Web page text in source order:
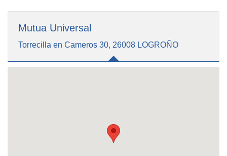
Mutua Universal
Torrecilla en Cameros 30, 26008 LOGROÑO